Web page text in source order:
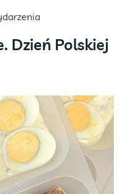
Dzień Polskiej